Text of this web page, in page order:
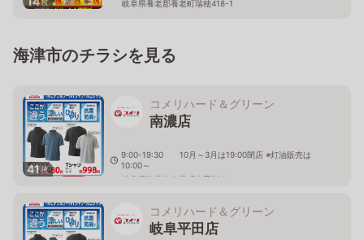
岐阜県養老郡養老町瑞穂418-1
海津市のチラシを見る
41枚
コメリハード＆グリーン
南濃店
9:00-19:30 10月～3月は19:00閉店 ※灯油販売は
10:00～
岐阜県海津市南濃町吉田700
コメリハード＆グリーン
岐阜平田店